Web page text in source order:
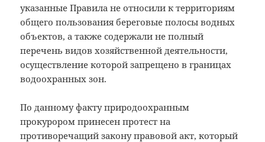
указанные Правила не относили к территориям
общего пользования береговые полосы водных
объектов, а также содержали не полный
перечень видов хозяйственной деятельности,
осуществление которой запрещено в границах
водоохранных зон.
По данному факту природоохранным
прокурором принесен протест на
противоречащий закону правовой акт, который